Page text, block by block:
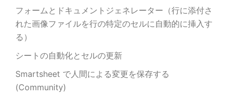
フォームとドキュメントジェネレーター（行に添付さ
れた画像ファイルを行の特定のセルに自動的に挿入す
る）
シートの自動化とセルの更新
Smartsheet で人間による変更を保存する
(Community)